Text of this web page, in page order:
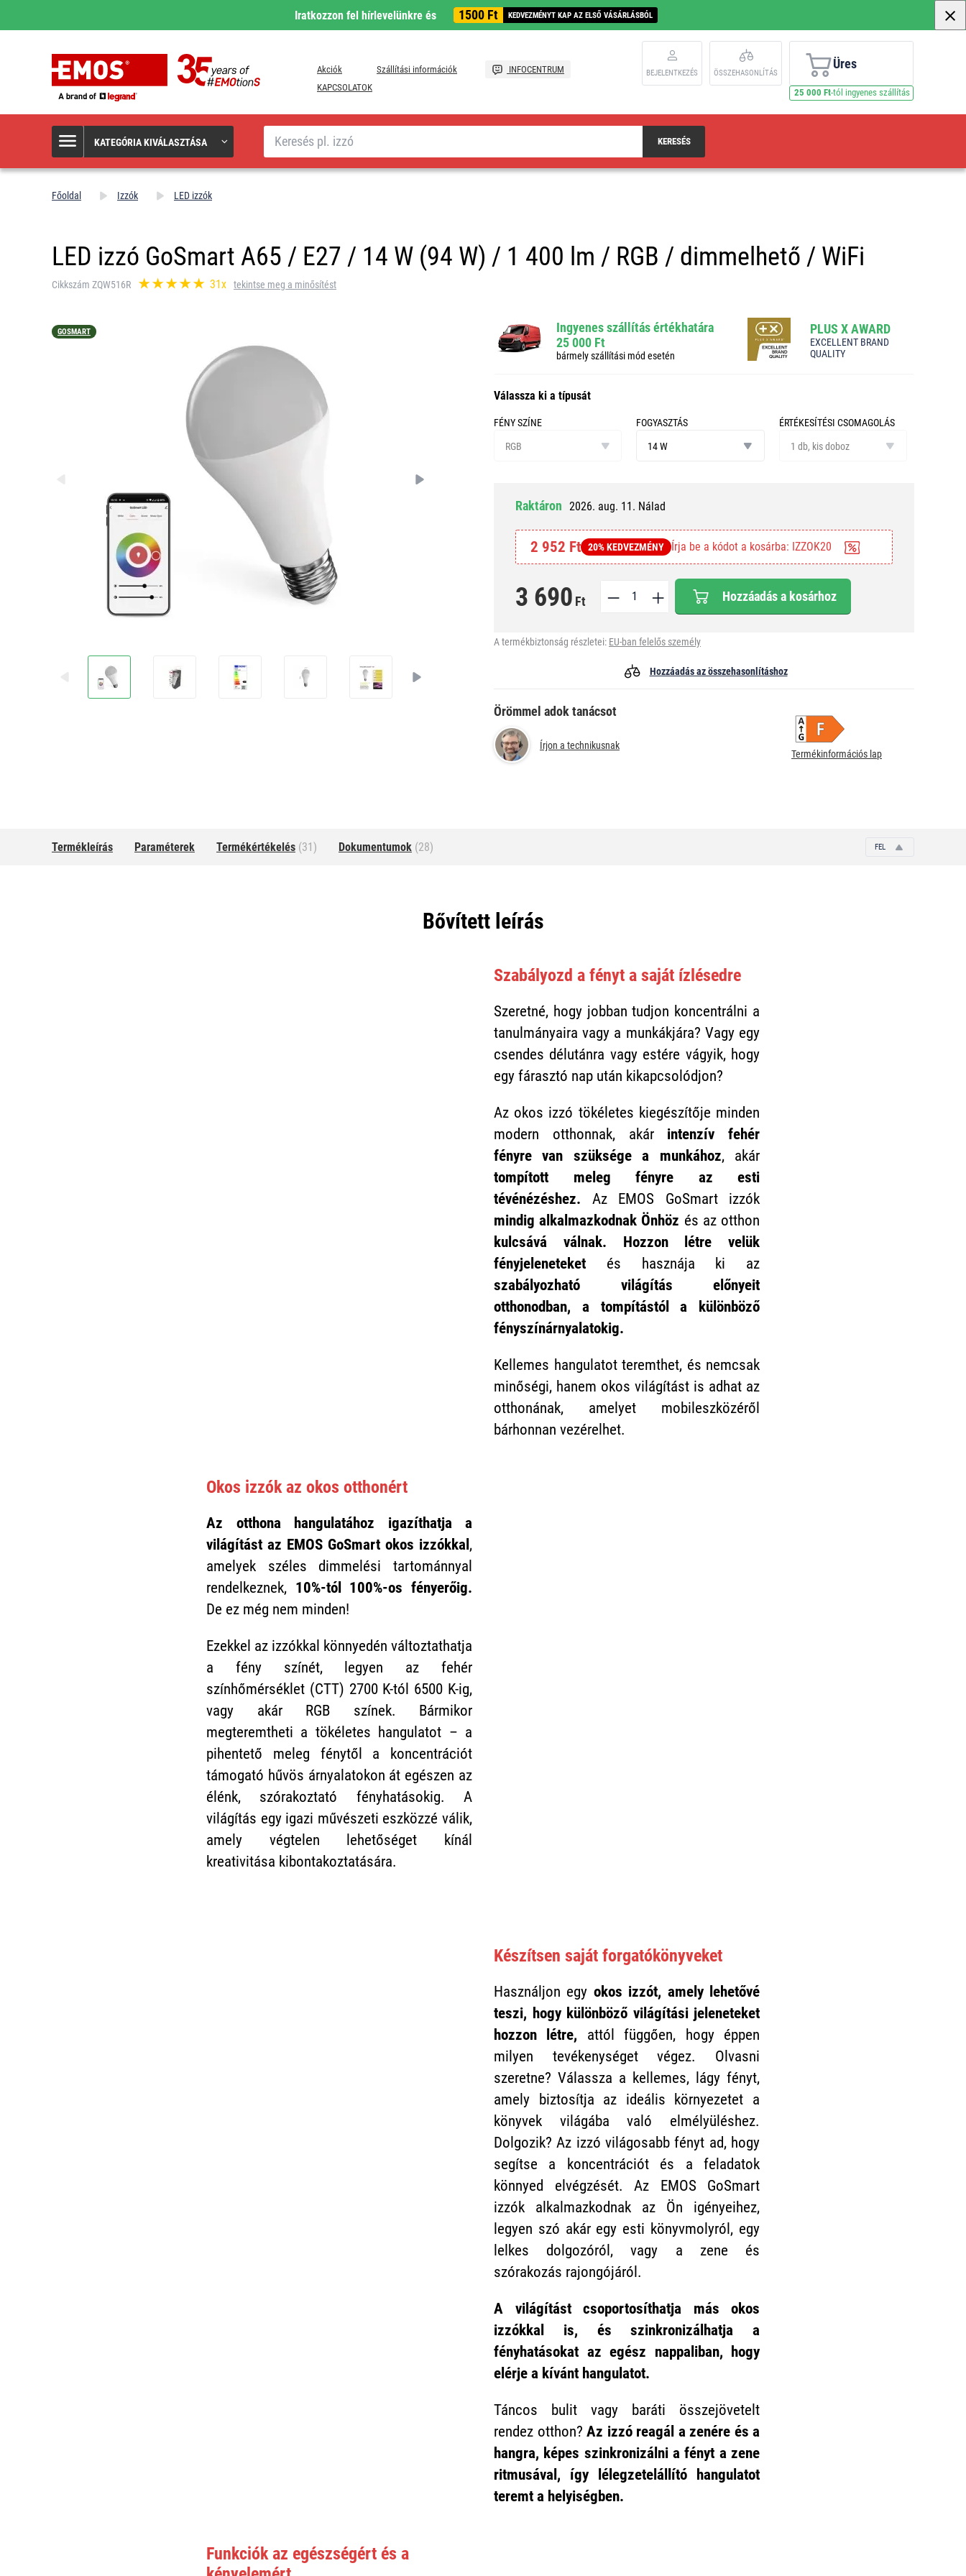
Iratkozzon fel hírlevelünkre és 1500 Ft KEDVEZMÉNYT KAP AZ ELSŐ VÁSÁRLÁSBÓL
Akciók Szállítási információk
INFOCENTRUM
KAPCSOLATOK
BEJELENTKEZÉS ÖSSZEHASONLÍTÁS
Üres
25 000 Ft-tól ingyenes szállítás
KATEGÓRIA KIVÁLASZTÁSA
Keresés
KERESÉS
Főoldal Izzók LED izzók
LED izzó GoSmart A65 / E27 / 14 W (94 W) / 1 400 lm / RGB / dimmelhető / WiFi
Cikkszám ZQW516R 31x tekintse meg a minősítést
GOSMART
Ingyenes szállítás értékhatára
25 000 Ft
bármely szállítási mód esetén
PLUS X AWARD
EXCELLENT BRAND
QUALITY
Válassza ki a típusát
FÉNY SZÍNE
színeRGB
FOGYASZTÁS
14 W
ÉRTÉKESÍTÉSI CSOMAGOLÁS
csomagolás
1 db, kis doboz
Raktáron 2026. aug. 11. Nálad
2 952 Ft 20% KEDVEZMÉNY Írja be a kódot a kosárba: IZZOK20
3 690 Ft Hozzáadás a kosárhoz
A termékbiztonság részletei: EU-ban felelős személy
Hozzáadás az összehasonlításhoz
Örömmel adok tanácsot
Írjon a technikusnak
Termékinformációs lap
Termékleírás Paraméterek Termékértékelés (31) Dokumentumok (28) FEL
Bővített leírás
Szabályozd a fényt a saját ízlésedre
Szeretné, hogy jobban tudjon koncentrálni a
tanulmányaira vagy a munkákjára? Vagy egy
csendes délutánra vagy estére vágyik, hogy
egy fárasztó nap után kikapcsolódjon?
Az okos izzó tökéletes kiegészítője minden
modern otthonnak, akár intenzív fehér
fényre van szüksége a munkához, akár
tompított meleg fényre az esti
tévénézéshez. Az EMOS GoSmart izzók
mindig alkalmazkodnak Önhöz és az otthon
kulcsává válnak.
Hozzon létre velük
fényjeleneteket és hasznája ki az
szabályozható világítás előnyeit
otthonodban, a tompítástól a különböző
fényszínárnyalatokig.
Kellemes hangulatot teremthet, és nemcsak
minőségi, hanem okos világítást is adhat az
otthonának, amelyet mobileszközéről
bárhonnan vezérelhet.
Okos izzók az okos otthonért
Az otthona hangulatához igazíthatja a
világítást az EMOS GoSmart okos izzókkal ,
amelyek széles dimmelési tartománnyal
rendelkeznek, 10%-tól 100%-os fényerőig.
De ez még nem minden!
Ezekkel az izzókkal könnyedén változtathatja
a fény színét, legyen az fehér
színhőmérséklet (CTT) 2700 K-tól 6500 K-ig,
vagy akár RGB színek. Bármikor
megteremtheti a tökéletes hangulatot – a
pihentető meleg fénytől a koncentrációt
támogató hűvös árnyalatokon át egészen az
élénk, szórakoztató fényhatásokig. A
világítás egy igazi művészeti eszközzé válik,
amely végtelen lehetőséget kínál
kreativitása kibontakoztatására.
Készítsen saját forgatókönyveket
Használjon egy okos izzót, amely lehetővé
teszi, hogy különböző világítási jeleneteket
hozzon létre, attól függően, hogy éppen
milyen tevékenységet végez. Olvasni
szeretne? Válassza a kellemes, lágy fényt,
amely biztosítja az ideális környezetet a
könyvek világába való elmélyüléshez.
Dolgozik? Az izzó világosabb fényt ad, hogy
segítse a koncentrációt és a feladatok
könnyed elvégzését. Az EMOS GoSmart
izzók alkalmazkodnak az Ön igényeihez,
legyen szó akár egy esti könyvmolyról, egy
lelkes dolgozóról, vagy a zene és
szórakozás rajongójáról.
A világítást csoportosíthatja más okos
izzókkal is, és szinkronizálhatja a
fényhatásokat az egész nappaliban, hogy
elérje a kívánt hangulatot.
Táncos bulit vagy baráti összejövetelt
rendez otthon? Az izzó reagál a zenére és a
hangra, képes szinkronizálni a fényt a zene
ritmusával, így lélegzetelállító hangulatot
teremt a helyiségben.
Funkciók az egészségért és a